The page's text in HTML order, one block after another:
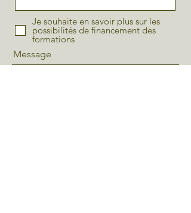
Je souhaite en savoir plus sur les
possibilités de financement des
formations
Message